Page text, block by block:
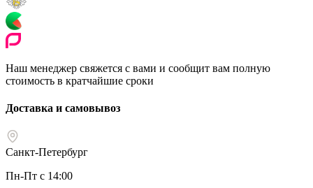
Наш менеджер свяжется с вами и сообщит вам полную
стоимость в кратчайшие сроки
Доставка и самовывоз
Санкт-Петербург
Пн-Пт с 14:00